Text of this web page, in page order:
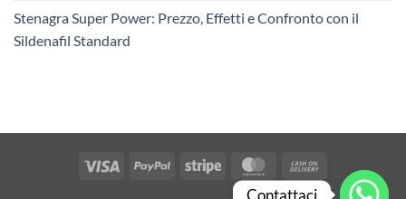
Stenagra Super Power: Prezzo, Effetti e Confronto con il
Sildenafil Standard
Visa PayPal Stripe MasterCard
On
Contattaci